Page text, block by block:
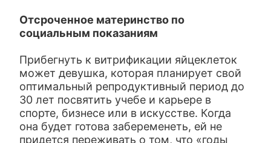
Отсроченное материнство по
социальным показаниям
Прибегнуть к витрификации яйцеклеток
может девушка, которая планирует свой
оптимальный репродуктивный период до
30 лет посвятить учебе и карьере в
спорте, бизнесе или в искусстве. Когда
она будет готова забеременеть, ей не
придется переживать о том, что «годы